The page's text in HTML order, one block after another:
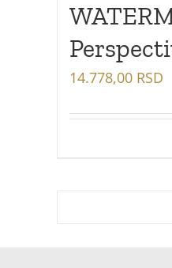
14.778,00 RSD